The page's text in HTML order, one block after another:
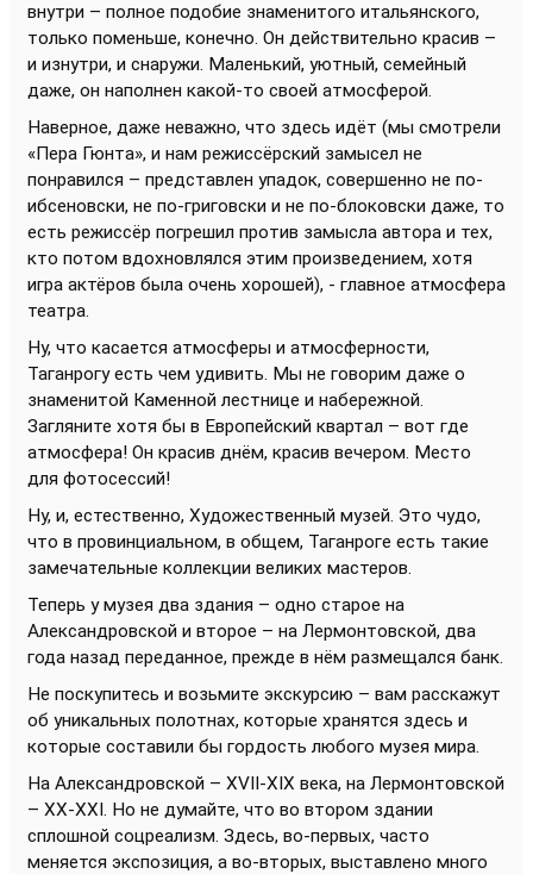
внутри – полное подобие знаменитого итальянского,
только поменьше, конечно. Он действительно красив –
и изнутри, и снаружи. Маленький, уютный, семейный
даже, он наполнен какой-то своей атмосферой.
Наверное, даже неважно, что здесь идёт (мы смотрели
«Пера Гюнта», и нам режиссёрский замысел не
понравился – представлен упадок, совершенно не по-
ибсеновски, не по-григовски и не по-блоковски даже, то
есть режиссёр погрешил против замысла автора и тех,
кто потом вдохновлялся этим произведением, хотя
игра актёров была очень хорошей), - главное атмосфера
театра.
Ну, что касается атмосферы и атмосферности,
Таганрогу есть чем удивить. Мы не говорим даже о
знаменитой Каменной лестнице и набережной.
Загляните хотя бы в Европейский квартал – вот где
атмосфера! Он красив днём, красив вечером. Место
для фотосессий!
Ну, и, естественно, Художественный музей. Это чудо,
что в провинциальном, в общем, Таганроге есть такие
замечательные коллекции великих мастеров.
Теперь у музея два здания – одно старое на
Александровской и второе – на Лермонтовской, два
года назад переданное, прежде в нём размещался банк.
Не поскупитесь и возьмите экскурсию – вам расскажут
об уникальных полотнах, которые хранятся здесь и
которые составили бы гордость любого музея мира.
На Александровской – XVII-XIX века, на Лермонтовской
– XX-XXI. Но не думайте, что во втором здании
сплошной соцреализм. Здесь, во-первых, часто
меняется экспозиция, а во-вторых, выставлено много